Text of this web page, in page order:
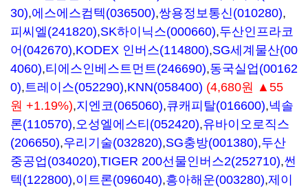
30),에스에스컴텍(036500),쌍용정보통신(010280),
피씨엘(241820),SK하이닉스(000660),두산인프라코
어(042670),KODEX 인버스(114800),SG세계물산(00
4060),티에스인베스트먼트(246690),동국실업(00162
0),트레이스(052290),KNN(058400) (4,680원 ▲55
원 +1.19%),지엔코(065060),큐캐피탈(016600),넥솔
론(110570),오성엘에스티(052420),유바이오로직스
(206650),우리기술(032820),SG충방(001380),두산
중공업(034020),TIGER 200선물인버스2(252710),썬
텍(122800),이트론(096040),흥아해운(003280),제이